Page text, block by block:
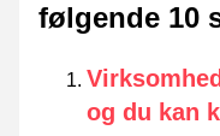
følgende 10
og du kan